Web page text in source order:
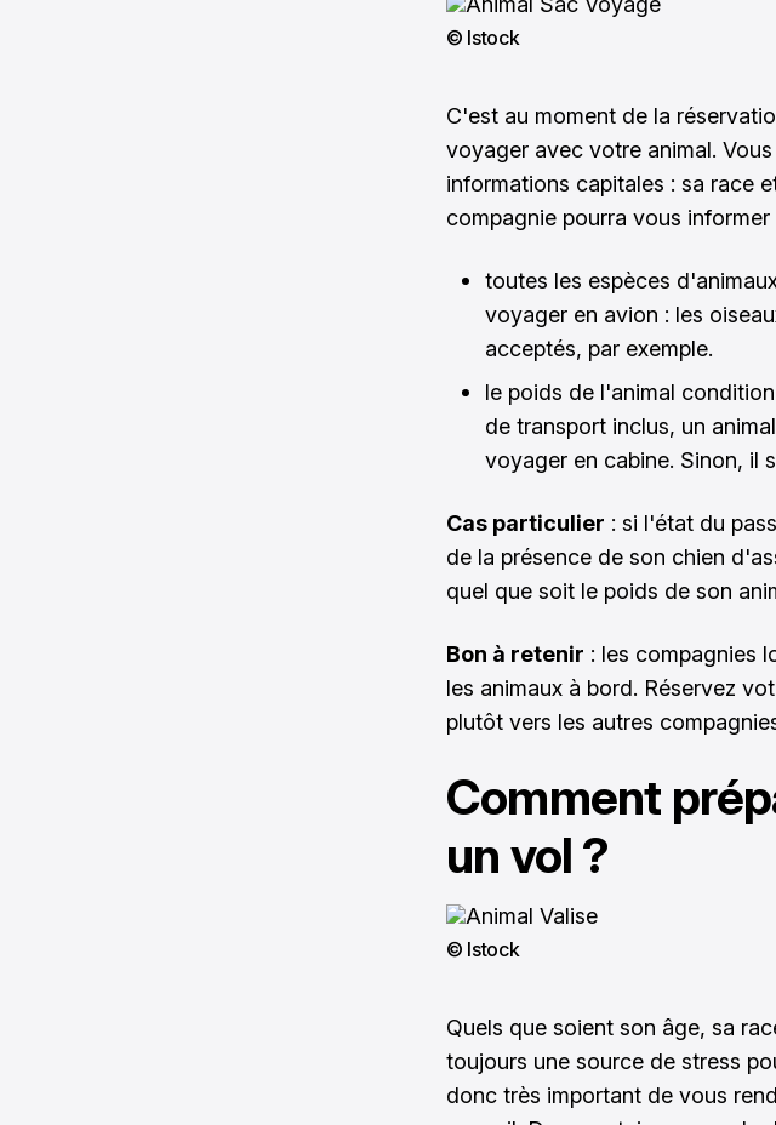
© Istock
C'est au moment de la
voyager avec votre animal.
informations capitales : sa race
compagnie pourra vous
toutes les espèces
voyager en avion : les
acceptés, par exemple.
le poids de l'animal
de transport inclus, un
voyager en cabine. Sinon, il
Cas particulier : si l'état du
de la présence de son chien
quel que soit le poids de son
Bon à retenir : les compagnies
les animaux à bord. Réservez
plutôt vers les autres
Comment
un vol ?
© Istock
Quels que soient son âge, sa
toujours une source de stress
donc très important de vous